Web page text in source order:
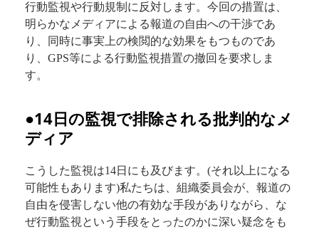
行動監視や行動規制に反対します。今回の措置は、
明らかなメディアによる報道の自由への干渉であ
り、同時に事実上の検閲的な効果をもつものであ
り、GPS等による行動監視措置の撤回を要求しま
す。
●14日の監視で排除される批判的なメ
ディア
こうした監視は14日にも及びます。(それ以上になる
可能性もあります)私たちは、組織委員会が、報道の
自由を侵害しない他の有効な手段がありながら、な
ぜ行動監視という手段をとったのかに深い疑念をも